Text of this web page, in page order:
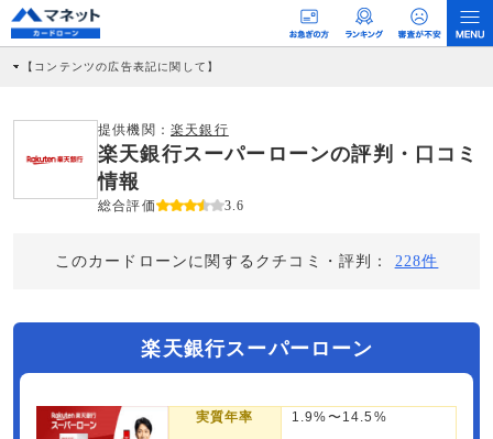
【コンテンツの広告表記に関して】
社に対して企業から紹介報酬が支払われるという収益モデルです。 ただし、特定の
商品を根拠なくPRするものではなく、当編集部の調査／ユーザーへの口コミ収集な
どに基づき、公平性を担保した情報提供を行っています。
提供機関： 楽天銀行
楽天銀行スーパーローンの評判・口コミ
情報
総合評価 3.6
このカードローンに関するクチコミ・評判： 228件
楽天銀行スーパーローン
実質年率 1.9%〜14.5%